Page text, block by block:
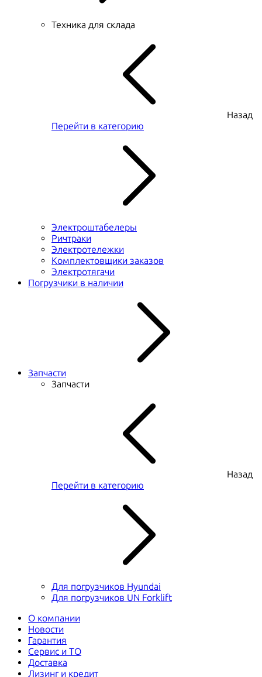
Техника для склада
Назад
Перейти в категорию
Электроштабелеры
Ричтраки
Электротележки
Комплектовщики заказов
Электротягачи
Погрузчики в наличии
Запчасти
Запчасти
Назад
Перейти в категорию
Для погрузчиков Hyundai
Для погрузчиков UN Forklift
О компании
Новости
Гарантия
Сервис и ТО
Доставка
Лизинг и кредит